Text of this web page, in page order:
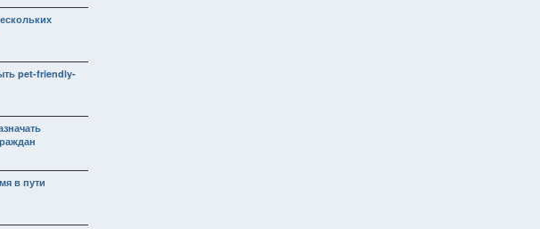
pet-friendly-
в пути